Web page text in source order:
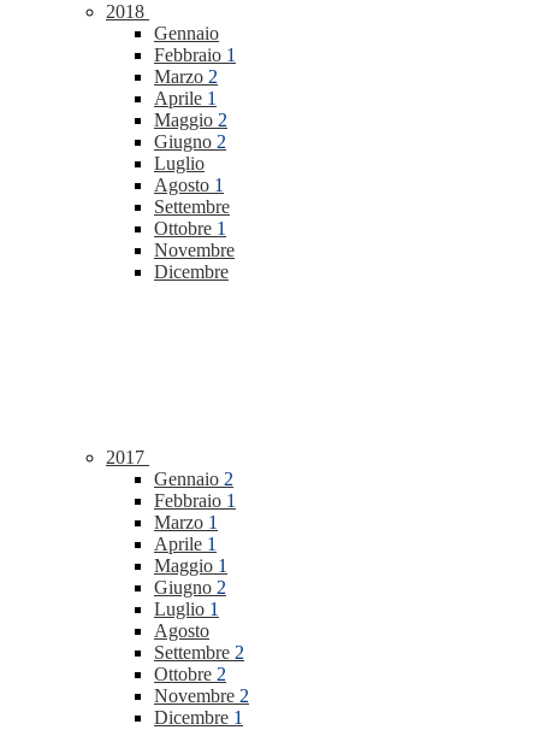
2018
Gennaio
Febbraio 1
Marzo 2
Aprile 1
Maggio 2
Giugno 2
Luglio
Agosto 1
Settembre
Ottobre 1
Novembre
Dicembre
2017
Gennaio 2
Febbraio 1
Marzo 1
Aprile 1
Maggio 1
Giugno 2
Luglio 1
Agosto
Settembre 2
Ottobre 2
Novembre 2
Dicembre 1